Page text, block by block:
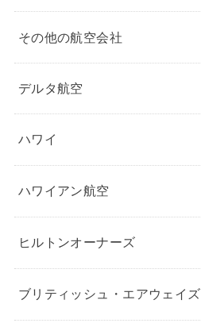
その他の航空会社
デルタ航空
ハワイ
ハワイアン航空
ヒルトンオーナーズ
ブリティッシュ・エアウェイズ